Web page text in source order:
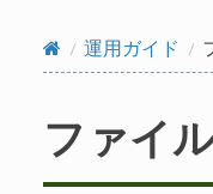
運用ガイド
ファイ